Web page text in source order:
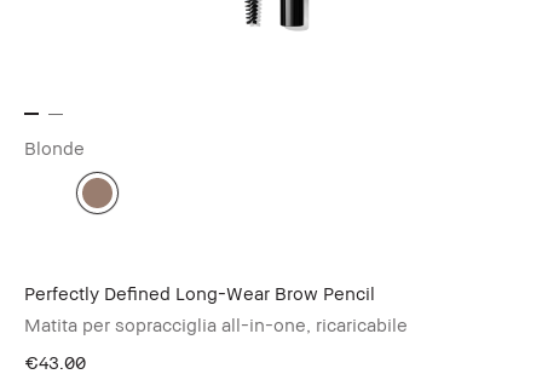
Blonde
Perfectly Defined Long-Wear Brow Pencil
Matita per sopracciglia all-in-one, ricaricabile
€43.00